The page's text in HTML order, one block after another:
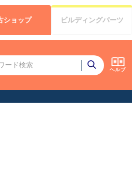
ヘルプ
ショップ ビルディングパーツ